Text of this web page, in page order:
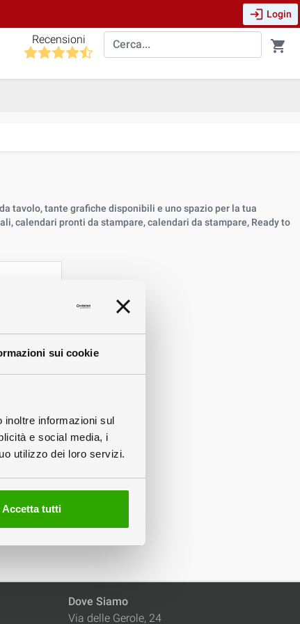
sui cookie
inoltre informazioni sul
e social media, i
utilizzo dei loro servizi.
Accetta tutti
login Login
Recensioni shopping_cart
tavolo, tante grafiche disponibili e uno spazio per la tua
calendari pronti da stampare, calendari da stampare, Ready to
Dove Siamo
Via delle Gerole, 24